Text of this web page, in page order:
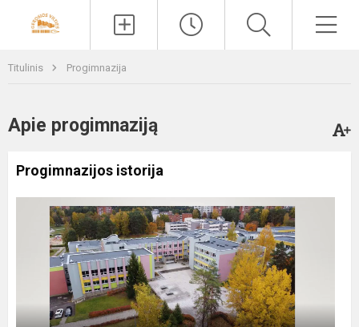
Titulinis Progimnazija
Apie progimnaziją
Progimnazijos istorija